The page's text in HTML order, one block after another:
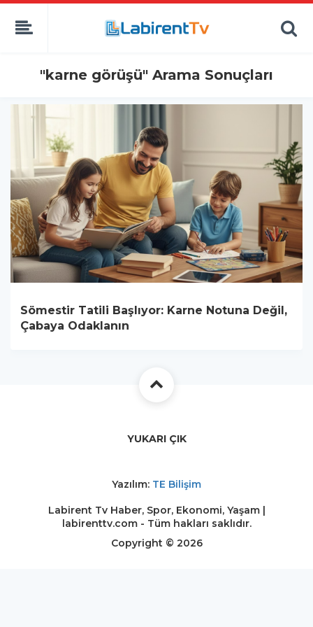
"karne görüşü" Arama Sonuçları
Sömestir Tatili Başlıyor: Karne Notuna Değil,
Çabaya Odaklanın
YUKARI ÇIK
Yazılım: TE Bilişim
Labirent Tv Haber, Spor, Ekonomi, Yaşam |
labirenttv.com - Tüm hakları saklıdır.
Copyright © 2026